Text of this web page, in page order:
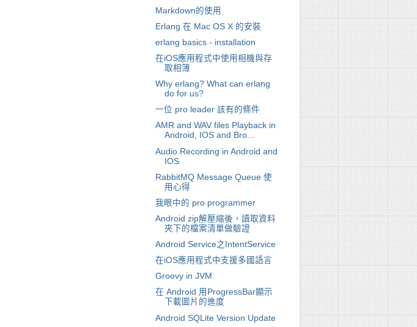
Markdown的使用
Erlang 在 Mac OS X 的安裝
erlang basics - installation
在iOS應用程式中使用相機與存
取相簿
Why erlang? What can erlang
do for us?
一位 pro leader 該有的條件
AMR and WAV files Playback in
Android, IOS and Bro...
Audio Recording in Android and
IOS
RabbitMQ Message Queue 使
用心得
我眼中的 pro programmer
Android zip解壓縮後，讀取資料
夾下的檔案清單做驗證
Android Service之IntentService
在iOS應用程式中支援多國語言
Groovy in JVM
在 Android 用ProgressBar顯示
下載圖片的進度
Android SQLite Version Update